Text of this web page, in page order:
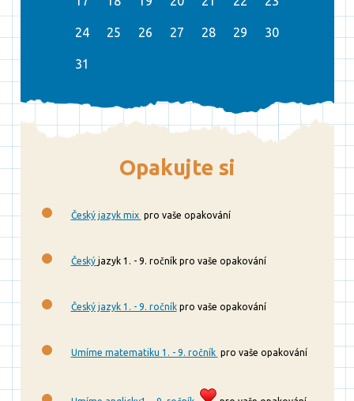
24 25 26 27 28 29 30
31
Opakujte si
Český jazyk mix pro vaše opakování
Český jazyk 1. - 9. ročník pro vaše opakování
Český jazyk 1. - 9. ročníkpro vaše opakování
Umíme matematiku 1. - 9. ročník pro vaše opakování